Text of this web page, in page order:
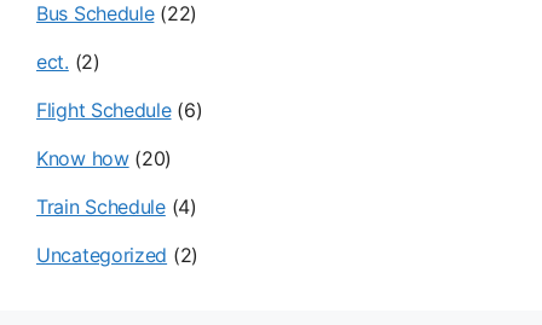
Bus Schedule(22)
ect. (2)
Flight Schedule(6)
Know how(20)
Train Schedule(4)
Uncategorized (2)